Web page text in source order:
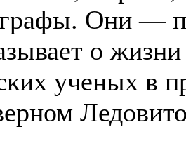
Они —
о
ученых в